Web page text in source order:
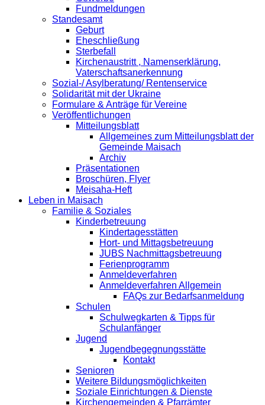
Fundmeldungen
Standesamt
Geburt
Eheschließung
Sterbefall
Kirchenaustritt , Namenserklärung,
Vaterschaftsanerkennung
Sozial-/ Asylberatung/ Rentenservice
Solidarität mit der Ukraine
Formulare & Anträge für Vereine
Veröffentlichungen
Mitteilungsblatt
Allgemeines zum Mitteilungsblatt der
Gemeinde Maisach
Archiv
Präsentationen
Broschüren, Flyer
Meisaha-Heft
Leben in Maisach
Familie & Soziales
Kinderbetreuung
Kindertagesstätten
Hort- und Mittagsbetreuung
JUBS Nachmittagsbetreuung
Ferienprogramm
Anmeldeverfahren
Anmeldeverfahren Allgemein
FAQs zur Bedarfsanmeldung
Schulen
Schulwegkarten & Tipps für
Schulanfänger
Jugend
Jugendbegegnungsstätte
Kontakt
Senioren
Weitere Bildungsmöglichkeiten
Soziale Einrichtungen & Dienste
Kirchengemeinden & Pfarrämter